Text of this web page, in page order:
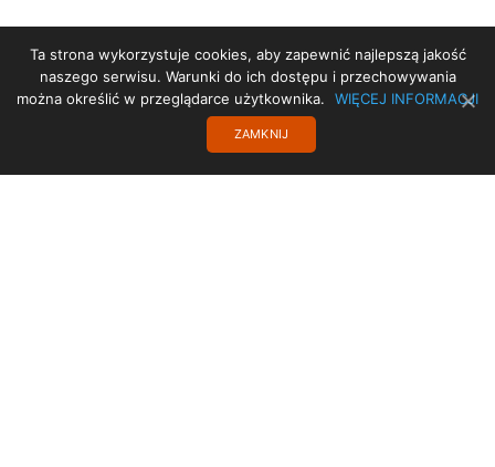
Ta strona wykorzystuje cookies, aby zapewnić najlepszą jakość
naszego serwisu. Warunki do ich dostępu i przechowywania
można określić w przeglądarce użytkownika.
WIĘCEJ INFORMACJI
ZAMKNIJ
STRONA GŁÓWNA
DEKLARACJA DOSTĘPNOŚCI
PROJEKT UE